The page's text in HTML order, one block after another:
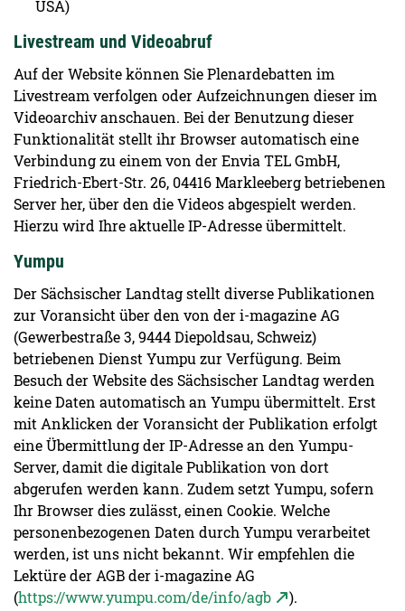
USA)
Livestream und Videoabruf
Auf der Website können Sie Plenardebatten im
Livestream verfolgen oder Aufzeichnungen dieser im
Videoarchiv anschauen. Bei der Benutzung dieser
Funktionalität stellt ihr Browser automatisch eine
Verbindung zu einem von der Envia TEL GmbH,
Friedrich-Ebert-Str. 26, 04416 Markleeberg betriebenen
Server her, über den die Videos abgespielt werden.
Hierzu wird Ihre aktuelle IP-Adresse übermittelt.
Yumpu
Der Sächsischer Landtag stellt diverse Publikationen
zur Voransicht über den von der i-magazine AG
(Gewerbestraße 3, 9444 Diepoldsau, Schweiz)
betriebenen Dienst Yumpu zur Verfügung. Beim
Besuch der Website des Sächsischer Landtag werden
keine Daten automatisch an Yumpu übermittelt. Erst
mit Anklicken der Voransicht der Publikation erfolgt
eine Übermittlung der IP-Adresse an den Yumpu-
Server, damit die digitale Publikation von dort
abgerufen werden kann. Zudem setzt Yumpu, sofern
Ihr Browser dies zulässt, einen Cookie. Welche
personenbezogenen Daten durch Yumpu verarbeitet
werden, ist uns nicht bekannt. Wir empfehlen die
Lektüre der AGB der i-magazine AG
(https://www.yumpu.com/de/info/agb ).